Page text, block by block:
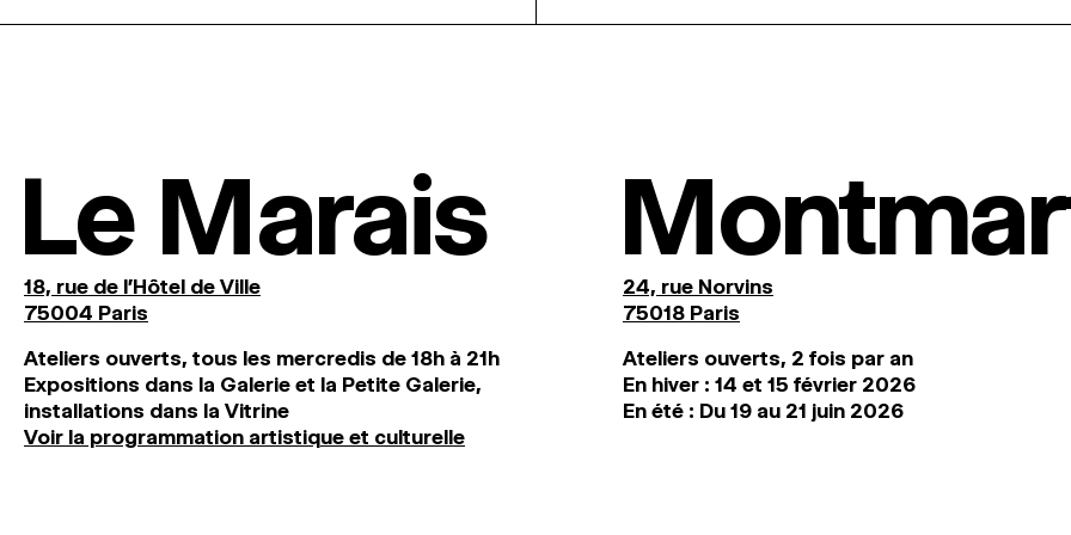
Le Marais
18, rue de l'Hôtel de Ville
75004 Paris
Ateliers ouverts, tous les mercredis de 18h à 21h
Expositions dans la Galerie et la Petite Galerie,
installations dans la Vitrine
Voir la programmation artistique et culturelle
24, rue Norvins
75018 Paris
Ateliers ouverts, 2 fois par an
En hiver : 14 et 15 février 2026
En été : Du 19 au 21 juin 2026